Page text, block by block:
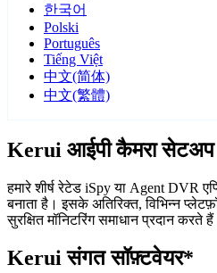
한국어
Polski
Português
Tiếng Việt
中文(简体)
中文(繁體)
Kerui आईपी कैमरा
हमारे शीर्ष रेटेड iSpy या Agent DVR
बनाता है। इसके अतिरिक्त, विभिन्न
सुरक्षित मॉनिटरिंग समाधान प्रदान करते
Kerui संगत सॉफ़्टवेयर*